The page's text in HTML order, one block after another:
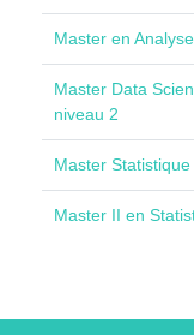
Master en
Master Data
niveau 2
Master
Master II en